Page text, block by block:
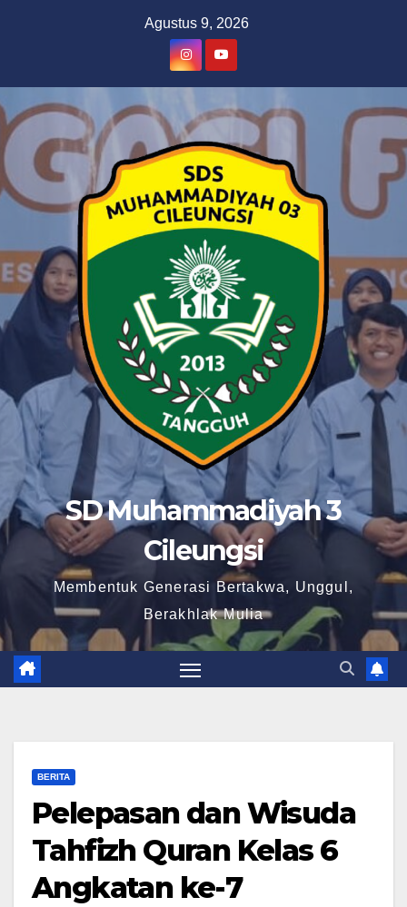
Agustus 9, 2026
SD Muhammadiyah 3
Cileungsi
Membentuk Generasi Bertakwa, Unggul,
Berakhlak Mulia
BERITA
Pelepasan dan Wisuda
Tahfizh Quran Kelas 6
Angkatan ke-7